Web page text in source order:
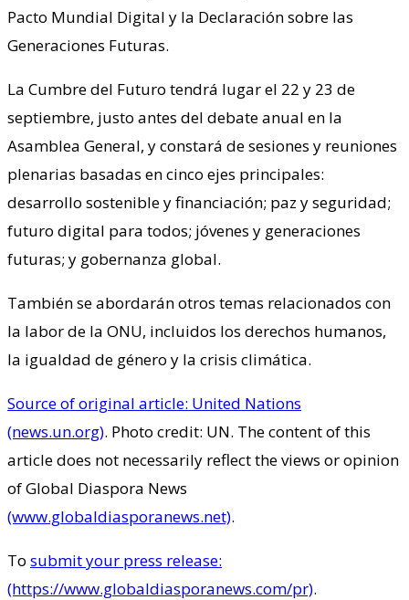
Pacto Mundial Digital y la Declaración sobre las
Generaciones Futuras.
La Cumbre del Futuro tendrá lugar el 22 y 23 de
septiembre, justo antes del debate anual en la
Asamblea General, y constará de sesiones y reuniones
plenarias basadas en cinco ejes principales:
desarrollo sostenible y financiación; paz y seguridad;
futuro digital para todos; jóvenes y generaciones
futuras; y gobernanza global.
También se abordarán otros temas relacionados con
la labor de la ONU, incluidos los derechos humanos,
la igualdad de género y la crisis climática.
Source of original article: United Nations
(news.un.org). Photo credit: UN. The content of this
article does not necessarily reflect the views or opinion
of Global Diaspora News
(www.globaldiasporanews.net).
To submit your press release:
(https://www.globaldiasporanews.com/pr).